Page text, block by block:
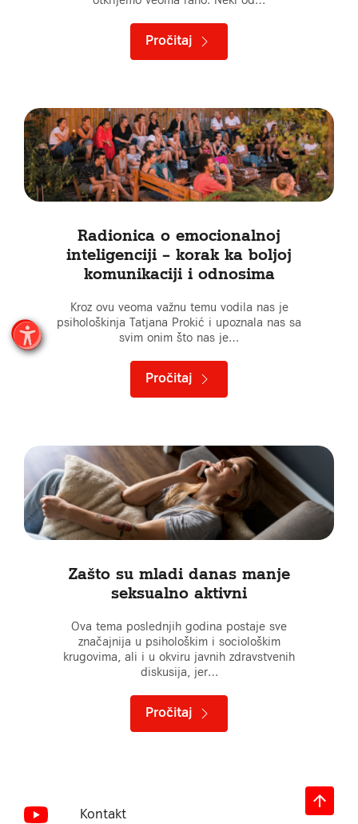
Pročitaj
Radionica o emocionalnoj
inteligenciji – korak ka boljoj
komunikaciji i odnosima
Kroz ovu veoma važnu temu vodila nas je
psihološkinja Tatjana Prokić i upoznala nas sa
svim onim što nas je…
Pročitaj
Zašto su mladi danas manje
seksualno aktivni
Ova tema poslednjih godina postaje sve
značajnija u psihološkim i sociološkim
krugovima, ali i u okviru javnih zdravstvenih
diskusija, jer…
Pročitaj
Kontakt